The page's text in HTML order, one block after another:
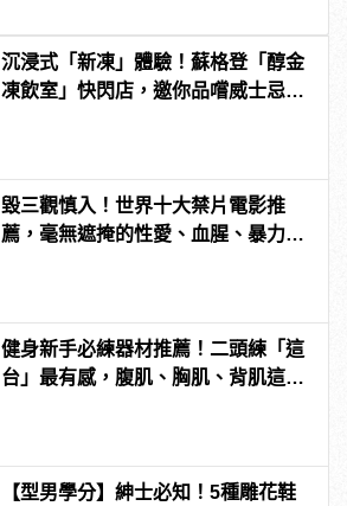
沉浸式「新凍」體驗！蘇格登「醇金
凍飲室」快閃店，邀你品嚐威士忌凍
毀三觀慎入！世界十大禁片電影推
薦，毫無遮掩的性愛、血腥、暴力、
健身新手必練器材推薦！二頭練「這
台」最有感，腹肌、胸肌、背肌這樣
【型男學分】紳士必知！5種雕花鞋